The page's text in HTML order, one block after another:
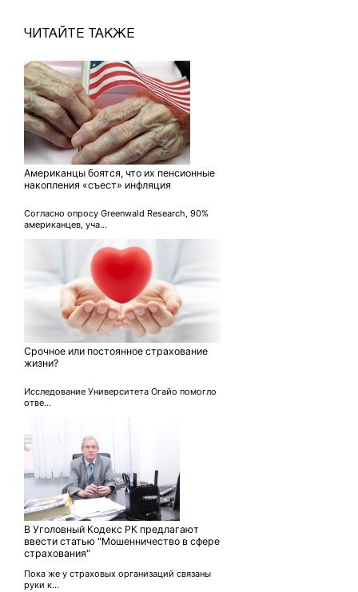
ЧИТАЙТЕ ТАКЖЕ
Американцы боятся, что их пенсионные
накопления «съест» инфляция
Согласно опросу Greenwald Research, 90%
американцев, уча...
Срочное или постоянное страхование
жизни?
Исследование Университета Огайо помогло
отве...
В Уголовный Кодекс РК предлагают
ввести статью "Мошенничество в сфере
страхования"
Пока же у страховых организаций связаны
руки к...